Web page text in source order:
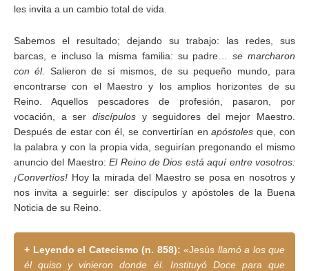
les invita a un cambio total de vida.
Sabemos el resultado; dejando su trabajo: las redes, sus
barcas, e incluso la misma familia: su padre…se marcharon
con él. Salieron de sí mismos, de su pequeño mundo, para
encontrarse con el Maestro y los amplios horizontes de su
Reino. Aquellos pescadores de profesión, pasaron, por
vocación, a ser discípulosy seguidores del mejor Maestro.
Después de estar con él, se convertirían enapóstolesque, con
la palabra y con la propia vida, seguirían pregonando el mismo
anuncio del Maestro:El Reino de Dios está aquí entre vosotros:
¡Convertíos! Hoy la mirada del Maestro se posa en nosotros y
nos invita a seguirle: ser discípulos y apóstoles de la Buena
Noticia de su Reino.
+ Leyendo el Catecismo (n. 858): «Jesús llamó a los que
él quiso y vinieron donde él. Instituyó Doce para que